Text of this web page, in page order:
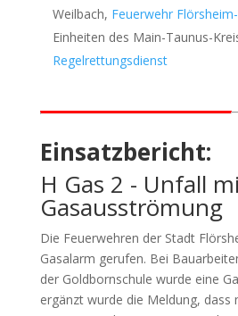
Weilbach, Feuerwehr
Einheiten des Main-Taunus-
Regelrettungsdienst
Einsatzbericht:
H Gas 2 - Unfall
Gasausströmung
Die Feuerwehren der Stadt
Gasalarm gerufen. Bei
der Goldbornschule wurde eine
ergänzt wurde die Meldung, dass